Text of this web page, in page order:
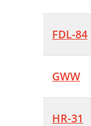
FDL-84
GWW
HR-31